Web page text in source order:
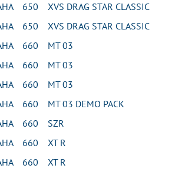
650 XVS DRAG STAR CLASSIC
650 XVS DRAG STAR CLASSIC
660 MT 03
660 MT 03
660 MT 03
660 MT 03 DEMO PACK
660 SZR
660 XT R
660 XT R